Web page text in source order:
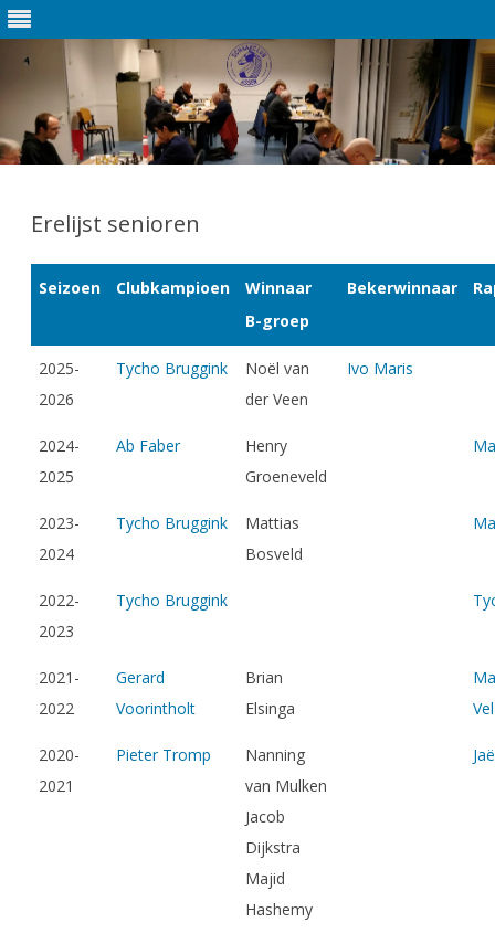
Erelijst senioren
Seizoen Clubkampioen
Winnaar
B-groep
Bekerwinnaar
2025-
2026
Tycho Bruggink
Noël van
der Veen
Ivo Maris
2024-
2025
Ab Faber
Henry
Groeneveld
2023-
2024
Tycho Bruggink
Mattias
Bosveld
2022-
2023
Tycho Bruggink
2021-
2022
Gerard
Voorintholt
Brian
Elsinga
2020-
2021
Pieter Tromp
Nanning
van Mulken
Jacob
Dijkstra
Majid
Hashemy